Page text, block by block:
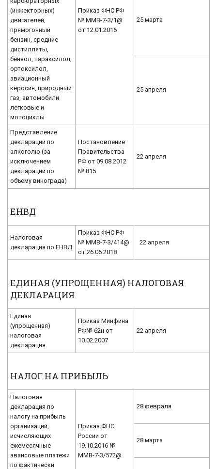
(инжекторных)
двигателей,
прямогонный
бензин, средние
дистилляты,
бензол, параксилол,
ортоксилол,
авиационный
керосин, природный
газ, автомобили
легковые и
мотоциклы
Приказ ФНС РФ
№ ММВ-7-3/1@
от 12.01.2016
25 марта
25 апреля
Представление
деклараций по
алкоголю (за
исключением
деклараций по
объему винограда)
Постановление
Правительства
РФ от 09.08.2012
№ 815
22 апреля
ЕНВД
Налоговая
декларация по ЕНВД
Приказ ФНС РФ
№ ММВ-7-3/414@
от 26.06.2018
22 апреля
ЕДИНАЯ (УПРОЩЕННАЯ) НАЛОГОВАЯ
ДЕКЛАРАЦИЯ
Единая
(упрощенная)
налоговая
декларация
Приказ Минфина
РФ№ 62н от
10.02.2007
22 апреля
НАЛОГ НА ПРИБЫЛЬ
Налоговая
декларация по
налогу на прибыль
организаций,
исчисляющих
ежемесячные
авансовые платежи
по фактически
Приказ ФНС
России от
19.10.2016 №
ММВ-7-3/572@
28 февраля
28 марта